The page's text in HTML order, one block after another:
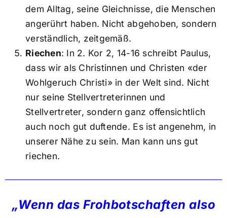
dem Alltag, seine Gleichnisse, die Menschen
angerührt haben. Nicht abgehoben, sondern
verständlich, zeitgemäß.
Riechen: In 2. Kor 2, 14-16 schreibt Paulus,
dass wir als Christinnen und Christen «der
Wohlgeruch Christi» in der Welt sind. Nicht
nur seine Stellvertreterinnen und
Stellvertreter, sondern ganz offensichtlich
auch noch gut duftende. Es ist angenehm, in
unserer Nähe zu sein. Man kann uns gut
riechen.
„Wenn das Frohbotschaften also